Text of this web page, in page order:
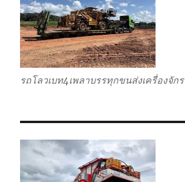
รถโลวเบท4เพลาบรรทุกขนส่งเครื่องจักร